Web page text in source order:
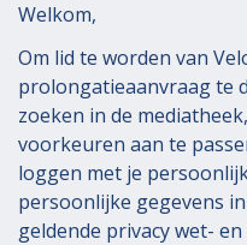
Welkom,
Om lid te worden van
prolongatieaanvraag te
zoeken in de
voorkeuren aan te
loggen met je
persoonlijke gegevens
geldende privacy wet-